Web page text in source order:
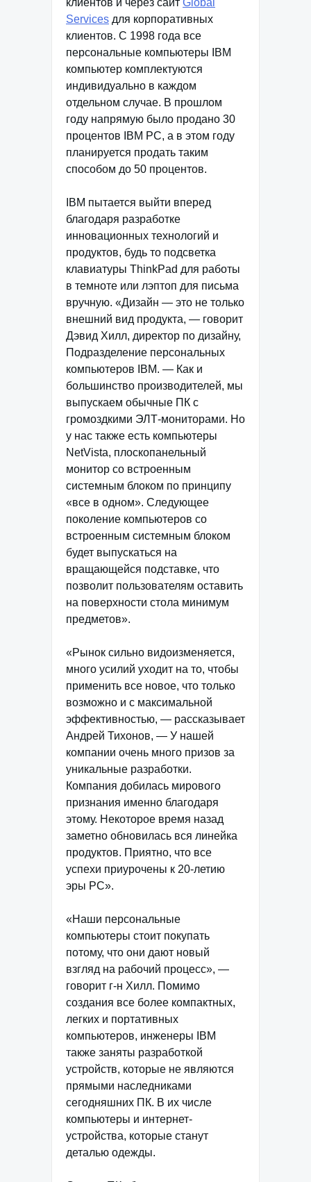
клиентов и через сайт Global
Services для корпоративных
клиентов. С 1998 года все
персональные компьютеры IBM
компьютер комплектуются
индивидуально в каждом
отдельном случае. В прошлом
году напрямую было продано 30
процентов IBM РС, а в этом году
планируется продать таким
способом до 50 процентов.
IBM пытается выйти вперед
благодаря разработке
инновационных технологий и
продуктов, будь то подсветка
клавиатуры ThinkPad для работы
в темноте или лэптоп для письма
вручную. «Дизайн — это не только
внешний вид продукта, — говорит
Дэвид Хилл, директор по дизайну,
Подразделение персональных
компьютеров IBM. — Как и
большинство производителей, мы
выпускаем обычные ПК с
громоздкими ЭЛТ-мониторами. Но
у нас также есть компьютеры
NetVista, плоскопанельный
монитор со встроенным
системным блоком по принципу
«все в одном». Следующее
поколение компьютеров со
встроенным системным блоком
будет выпускаться на
вращающейся подставке, что
позволит пользователям оставить
на поверхности стола минимум
предметов».
«Рынок сильно видоизменяется,
много усилий уходит на то, чтобы
применить все новое, что только
возможно и с максимальной
эффективностью, — рассказывает
Андрей Тихонов, — У нашей
компании очень много призов за
уникальные разработки.
Компания добилась мирового
признания именно благодаря
этому. Некоторое время назад
заметно обновилась вся линейка
продуктов. Приятно, что все
успехи приурочены к 20-летию
эры PC».
«Наши персональные
компьютеры стоит покупать
потому, что они дают новый
взгляд на рабочий процесс», —
говорит г-н Хилл. Помимо
создания все более компактных,
легких и портативных
компьютеров, инженеры IBM
также заняты разработкой
устройств, которые не являются
прямыми наследниками
сегодняшних ПК. В их числе
компьютеры и интернет-
устройства, которые станут
деталью одежды.